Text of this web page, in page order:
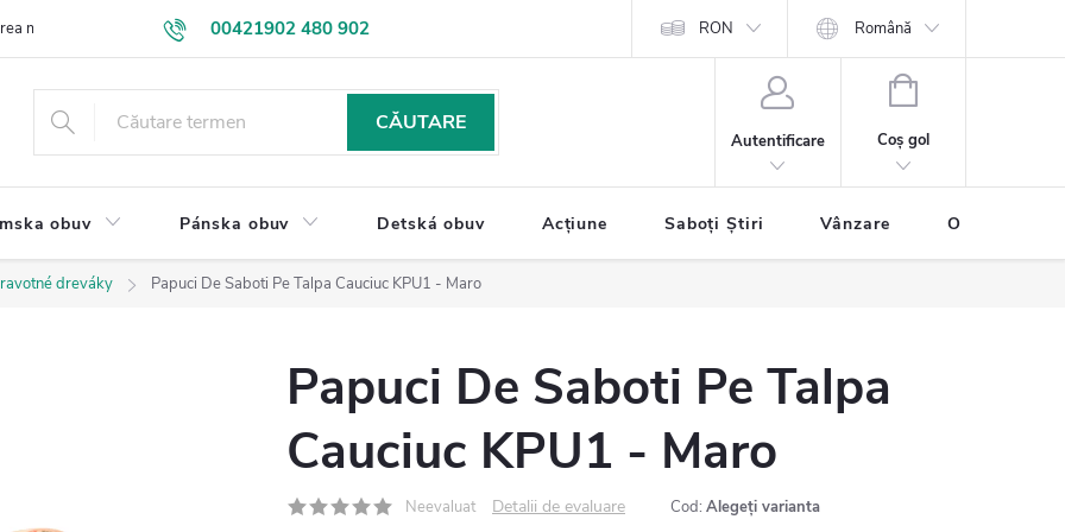
00421902 480 902
eshop@drevakybuxa.sk
mărfurilor Contactaţi-ne VEĽKOOBCHOD Aprovizionare cu bunuri Condiții de protecție a
RON Română
CĂUTARE
Autentificare
COŞ
CUMPĂRĂTURI
Coş gol
obuv Pánska obuv Detská obuv Acțiune Saboți Știri Vânzare O značke
dreváky Papuci De Saboti Pe Talpa Cauciuc KPU1 - Maro
Papuci De Saboti Pe Talpa
Cauciuc KPU1 - Maro
Neevaluat Detalii de evaluare Cod: Alegeţi varianta